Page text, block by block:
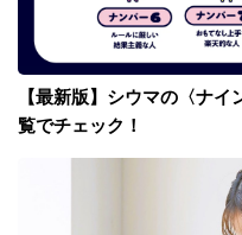
【最新版】シウマの〈ナ
覧でチェック！